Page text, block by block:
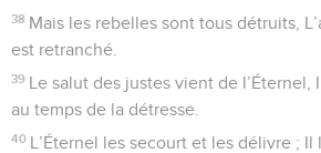
38 Mais les rebelles sont tous détruits,
est retranché.
39 Le salut des justes vient de l’Éternel,
au temps de la détresse.
40 L’Éternel les secourt et les délivre ; Il